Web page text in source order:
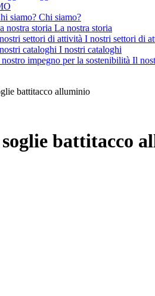
Chi siamo?
La nostra storia
I nostri settori di
I nostri cataloghi
Il
battitacco alluminio
battitacco